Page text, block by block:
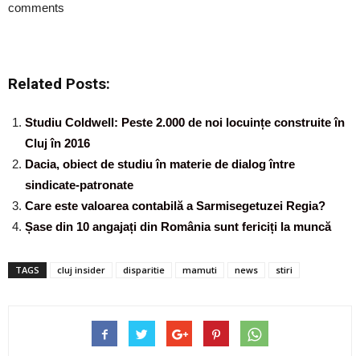
comments
Related Posts:
Studiu Coldwell: Peste 2.000 de noi locuințe construite în
Cluj în 2016
Dacia, obiect de studiu în materie de dialog între
sindicate-patronate
Care este valoarea contabilă a Sarmisegetuzei Regia?
Șase din 10 angajați din România sunt fericiți la muncă
TAGS cluj insider disparitie mamuti news stiri